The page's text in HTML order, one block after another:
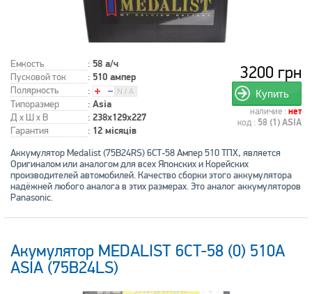
Емкость : 58 а/ч
Пусковой ток : 510 ампер
Полярность
:
Типоразмер
: Asia
Д x Ш x В : 238x129x227
Гарантия : 12 місяців
3200 грн
Купить
наличие : нет
код : 58 (1) ASIA
Аккумулятор Medalist (75B24RS) 6СТ-58 Ампер 510 ТПХ, является
Оригиналом или аналогом для всех Японских и Корейских
производителей автомобилей. Качество сборки этого аккумулятора
надёжней любого аналога в этих размерах. Это аналог аккумуляторов
Panasonic.
Акумулятор MEDALIST 6CT-58 (0) 510А
ASIA (75B24LS)